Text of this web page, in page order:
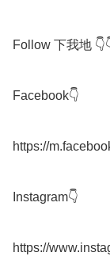
Follow 下我地
Facebook👇
https://
Instagram👇
https://